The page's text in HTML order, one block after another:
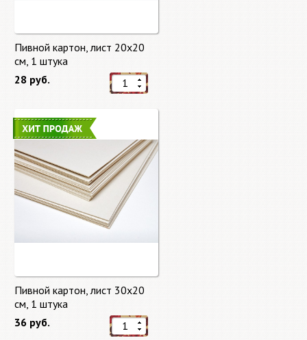
Пивной картон, лист 20х20
cм, 1 штука
28 руб.
Пивной картон, лист 30х20
cм, 1 штука
36 руб.